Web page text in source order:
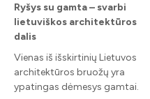
Ryšys su gamta – svarbi
lietuviškos architektūros
dalis
Vienas iš išskirtinių Lietuvos
architektūros bruožų yra
ypatingas dėmesys gamtai.